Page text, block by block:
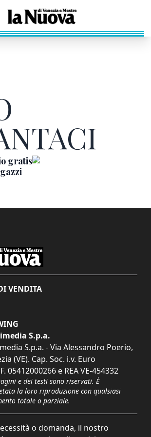
gratis
VENDITA
S.p.a.
S.p.a. - Via Alessandro Poerio,
(VE). Cap. Soc. i.v. Euro
05412000266 e REA VE-454332
e dei testi sono riservati. È
la loro riproduzione con qualsiasi
totale o parziale.
o domanda, il nostro